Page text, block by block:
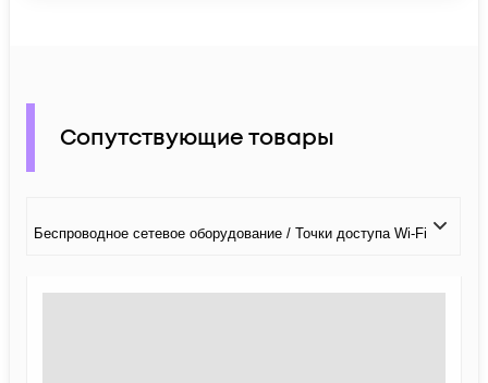
Сопутствующие товары
Беспроводное сетевое оборудование / Точки доступа Wi-Fi